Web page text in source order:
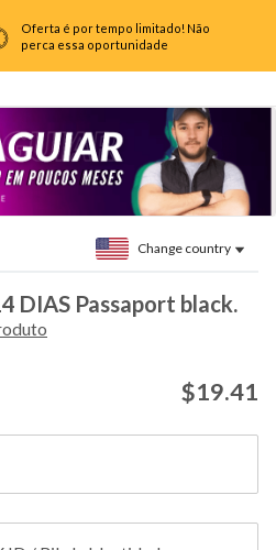
Oferta é por tempo limitado! Não
perca essa oportunidade
Change country
DIAS Passaport black.
$19.41